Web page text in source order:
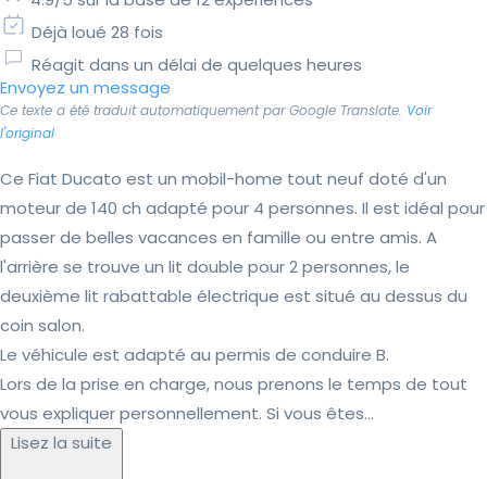
Déjà loué 28 fois
Réagit dans un délai de quelques heures
Envoyez un message
Ce texte a été traduit automatiquement par Google Translate. Voir
l'original
Ce Fiat Ducato est un mobil-home tout neuf doté d'un
moteur de 140 ch adapté pour 4 personnes. Il est idéal pour
passer de belles vacances en famille ou entre amis. A
l'arrière se trouve un lit double pour 2 personnes, le
deuxième lit rabattable électrique est situé au dessus du
coin salon.
Le véhicule est adapté au permis de conduire B.
Lors de la prise en charge, nous prenons le temps de tout
vous expliquer personnellement. Si vous êtes...
Lisez la suite